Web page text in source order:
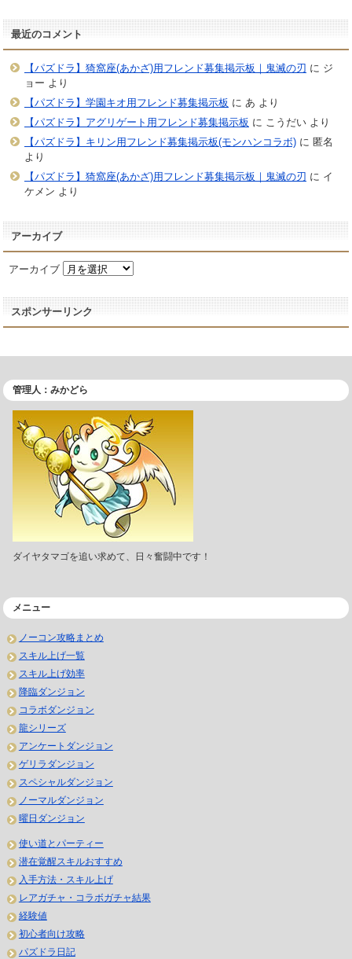
最近のコメント
【パズドラ】猗窩座(あかざ)用フレンド募集掲示板｜鬼滅の刃 に ジ
ョー より
【パズドラ】学園キオ用フレンド募集掲示板 に あ より
【パズドラ】アグリゲート用フレンド募集掲示板 に こうだいより
【パズドラ】キリン用フレンド募集掲示板(モンハンコラボ)に 匿名
より
【パズドラ】猗窩座(あかざ)用フレンド募集掲示板｜鬼滅の刃 に イ
ケメン より
アーカイブ
アーカイブ
スポンサーリンク
管理人：みかどら
ダイヤタマゴを追い求めて、日々奮闘中です！
メニュー
ノーコン攻略まとめ
スキル上げ一覧
スキル上げ効率
降臨ダンジョン
コラボダンジョン
龍シリーズ
アンケートダンジョン
ゲリラダンジョン
スペシャルダンジョン
ノーマルダンジョン
曜日ダンジョン
使い道とパーティー
潜在覚醒スキルおすすめ
入手方法・スキル上げ
レアガチャ・コラボガチャ結果
経験値
初心者向け攻略
パズドラ日記